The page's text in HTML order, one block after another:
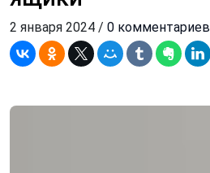
2 января 2024 / 0 комментариев